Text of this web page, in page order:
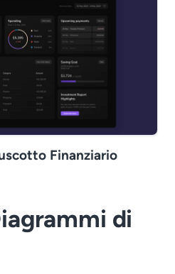
Finanziario
di